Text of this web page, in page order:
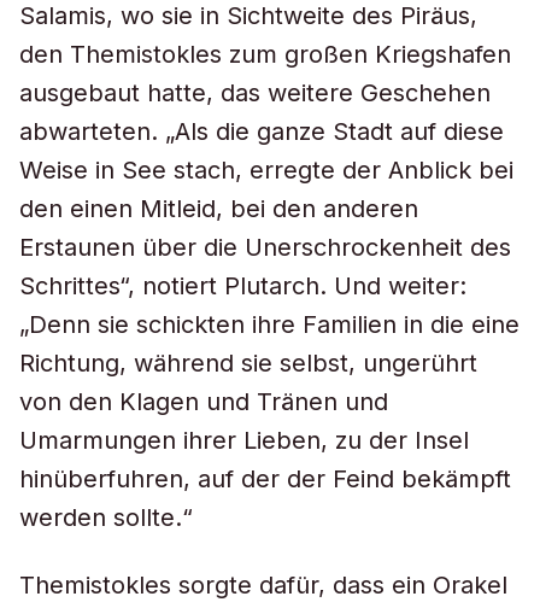
Salamis, wo sie in Sichtweite des Piräus,
den Themistokles zum großen Kriegshafen
ausgebaut hatte, das weitere Geschehen
abwarteten. „Als die ganze Stadt auf diese
Weise in See stach, erregte der Anblick bei
den einen Mitleid, bei den anderen
Erstaunen über die Unerschrockenheit des
Schrittes“, notiert Plutarch. Und weiter:
„Denn sie schickten ihre Familien in die eine
Richtung, während sie selbst, ungerührt
von den Klagen und Tränen und
Umarmungen ihrer Lieben, zu der Insel
hinüberfuhren, auf der der Feind bekämpft
werden sollte.“
Themistokles sorgte dafür, dass ein Orakel